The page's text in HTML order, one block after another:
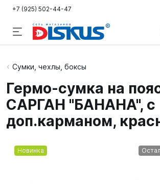
+7 (925) 502-44-47
Подводная
Дайвинг
Снорклинг /
Сумки, чехлы, боксы
Гермо-сумка на
САРГАН "БАНАНА", с
доп.карманом,
Новинка